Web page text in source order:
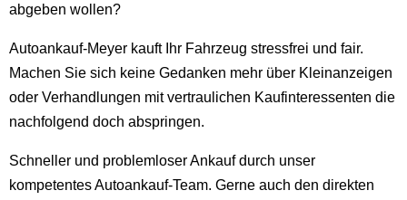
abgeben wollen?
Autoankauf-Meyer kauft Ihr Fahrzeug stressfrei und fair.
Machen Sie sich keine Gedanken mehr über Kleinanzeigen
oder Verhandlungen mit vertraulichen Kaufinteressenten die
nachfolgend doch abspringen.
Schneller und problemloser Ankauf durch unser
kompetentes Autoankauf-Team. Gerne auch den direkten